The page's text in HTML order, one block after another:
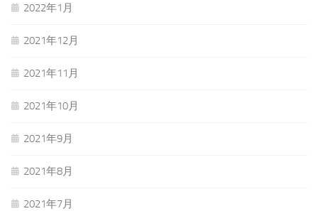
2022年1月
2021年12月
2021年11月
2021年10月
2021年9月
2021年8月
2021年7月